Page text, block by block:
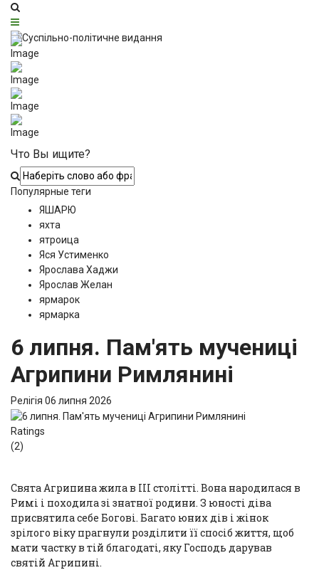
Что Вы ищите?
Популярные теги
ЯШАРЮ
яхта
ятроица
Яся Устименко
Ярослава Хаджи
Ярослав Желан
ярмарок
ярмарка
6 липня. Пам'ять мучениці
Агрипини Римлянині
Релігія 06 липня 2026
Ratings
(2)
Свята Агрипина жила в III столітті. Вона народилася в
Римі і походила зі знатної родини. З юності діва
присвятила себе Богові. Багато юних дів і жінок
зрілого віку прагнули розділити її спосіб життя, щоб
мати частку в тій благодаті, яку Господь дарував
святій Агрипині.